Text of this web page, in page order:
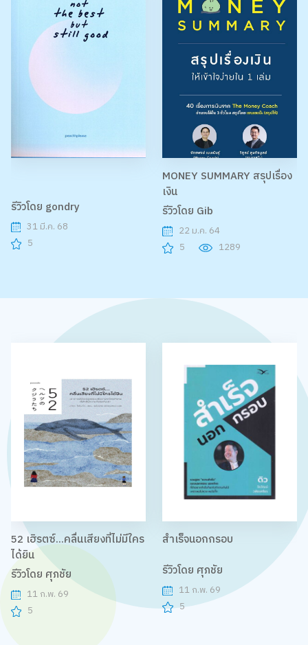
รีวิวโดย gondry
31 มี.ค. 68
5
MONEY SUMMARY สรุปเรื่อง
เงิน
รีวิวโดย Gib
22 ม.ค. 64
5
1289
52 เฮิรตซ์...คลื่นเสียงที่ไม่มีใคร
ได้ยิน
รีวิวโดย ศุภชัย
11 ก.พ. 69
5
สำเร็จนอกกรอบ
รีวิวโดย ศุภชัย
11 ก.พ. 69
5